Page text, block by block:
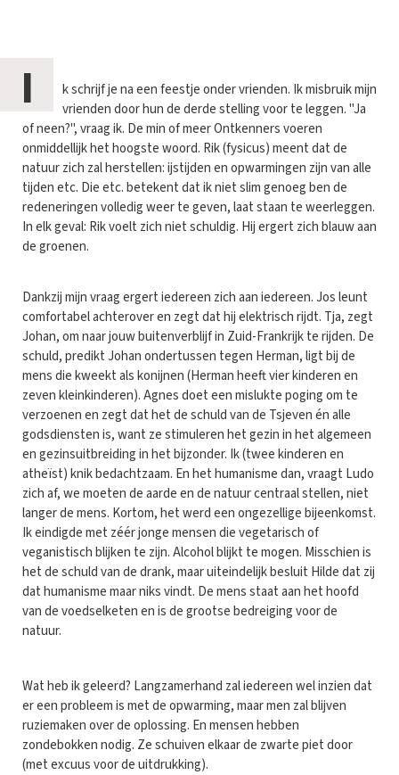
I
k schrijf je na een feestje onder vrienden. Ik misbruik mijn
vrienden door hun de derde stelling voor te leggen. "Ja
of neen?", vraag ik. De min of meer Ontkenners voeren
onmiddellijk het hoogste woord. Rik (fysicus) meent dat de
natuur zich zal herstellen: ijstijden en opwarmingen zijn van alle
tijden etc. Die etc. betekent dat ik niet slim genoeg ben de
redeneringen volledig weer te geven, laat staan te weerleggen.
In elk geval: Rik voelt zich niet schuldig. Hij ergert zich blauw aan
de groenen.
Dankzij mijn vraag ergert iedereen zich aan iedereen. Jos leunt
comfortabel achterover en zegt dat hij elektrisch rijdt. Tja, zegt
Johan, om naar jouw buitenverblijf in Zuid-Frankrijk te rijden. De
schuld, predikt Johan ondertussen tegen Herman, ligt bij de
mens die kweekt als konijnen (Herman heeft vier kinderen en
zeven kleinkinderen). Agnes doet een mislukte poging om te
verzoenen en zegt dat het de schuld van de Tsjeven én alle
godsdiensten is, want ze stimuleren het gezin in het algemeen
en gezinsuitbreiding in het bijzonder. Ik (twee kinderen en
atheïst) knik bedachtzaam. En het humanisme dan, vraagt Ludo
zich af, we moeten de aarde en de natuur centraal stellen, niet
langer de mens. Kortom, het werd een ongezellige bijeenkomst.
Ik eindigde met zéér jonge mensen die vegetarisch of
veganistisch blijken te zijn. Alcohol blijkt te mogen. Misschien is
het de schuld van de drank, maar uiteindelijk besluit Hilde dat zij
dat humanisme maar niks vindt. De mens staat aan het hoofd
van de voedselketen en is de grootse bedreiging voor de
natuur.
Wat heb ik geleerd? Langzamerhand zal iedereen wel inzien dat
er een probleem is met de opwarming, maar men zal blijven
ruziemaken over de oplossing. En mensen hebben
zondebokken nodig. Ze schuiven elkaar de zwarte piet door
(met excuus voor de uitdrukking).